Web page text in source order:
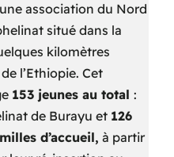
association du Nord
situé dans la
kilomètres
l’Ethiopie. Cet
153 jeunes au total :
de Burayu et 126
d’accueil, à partir